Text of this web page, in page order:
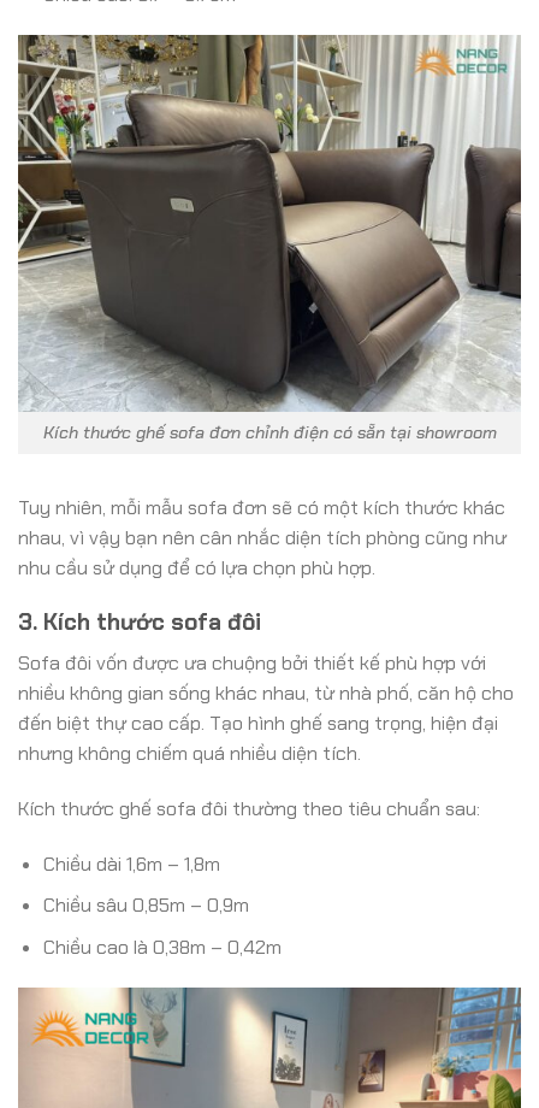
Kích thước ghế sofa đơn chỉnh điện có sẵn tại showroom
Tuy nhiên, mỗi mẫu sofa đơn sẽ có một kích thước khác
nhau, vì vậy bạn nên cân nhắc diện tích phòng cũng như
nhu cầu sử dụng để có lựa chọn phù hợp.
3. Kích thước sofa đôi
Sofa đôi vốn được ưa chuộng bởi thiết kế phù hợp với
nhiều không gian sống khác nhau, từ nhà phố, căn hộ cho
đến biệt thự cao cấp. Tạo hình ghế sang trọng, hiện đại
nhưng không chiếm quá nhiều diện tích.
Kích thước ghế sofa đôi thường theo tiêu chuẩn sau:
Chiều dài 1,6m – 1,8m
Chiều sâu 0,85m – 0,9m
Chiều cao là 0,38m – 0,42m